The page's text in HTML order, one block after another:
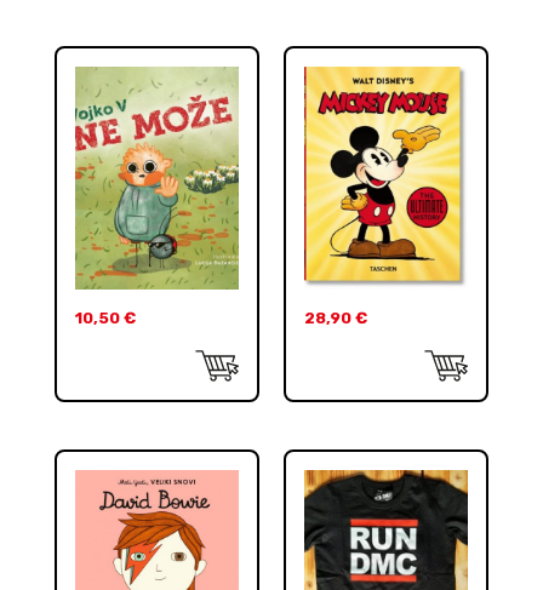
10,50 € 28,90 €